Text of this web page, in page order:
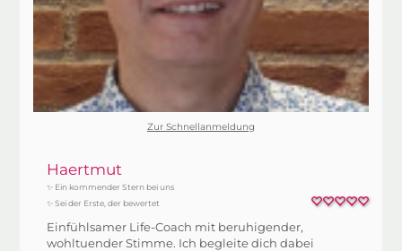
Zur Schnellanmeldung
Haertmut
✨ Ein kommender Stern bei uns
✨ Sei der Erste, der bewertet
Einfühlsamer Life-Coach mit beruhigender,
wohltuender Stimme. Ich begleite dich dabei